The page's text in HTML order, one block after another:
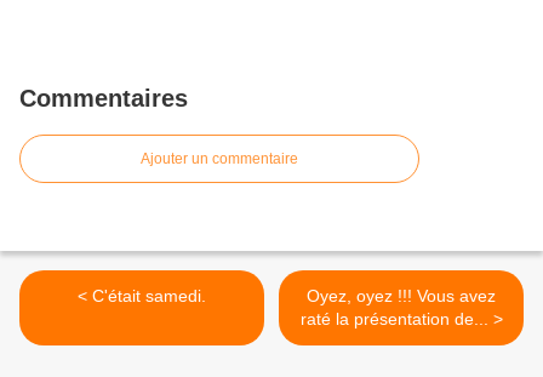
Commentaires
Ajouter un commentaire
< C'était samedi.
Oyez, oyez !!! Vous avez
raté la présentation de... >